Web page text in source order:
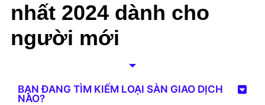
nhất 2024 dành cho
người mới
BẠN ĐANG TÌM KIẾM LOẠI SÀN GIAO DỊCH
NÀO?